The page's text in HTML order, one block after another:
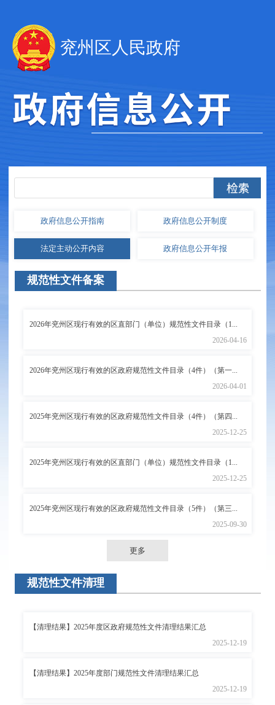
兖州区人民政府
政府信息公开指南 政府信息公开制度
法定主动公开内容 政府信息公开年报
规范性文件备案
2026年兖州区现行有效的区直部门（单位）规范性文件目录（1...
2026-04-16
2026年兖州区现行有效的区政府规范性文件目录（4件）（第一...
2026-04-01
2025年兖州区现行有效的区政府规范性文件目录（4件）（第四...
2025-12-25
2025年兖州区现行有效的区直部门（单位）规范性文件目录（1...
2025-12-25
2025年兖州区现行有效的区政府规范性文件目录（5件）（第三...
2025-09-30
更多
规范性文件清理
【清理结果】2025年度区政府规范性文件清理结果汇总
2025-12-19
【清理结果】2025年度部门规范性文件清理结果汇总
2025-12-19